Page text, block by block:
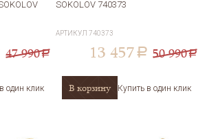
47 990a
один клик
SOKOLOV 740373
АРТИКУЛ740373
13 457 a 50 990a
В корзину Купить в один клик